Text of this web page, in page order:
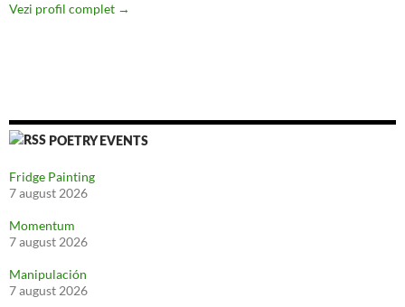
Vezi profil complet →
POETRY EVENTS
Fridge Painting
7 august 2026
Momentum
7 august 2026
Manipulación
7 august 2026